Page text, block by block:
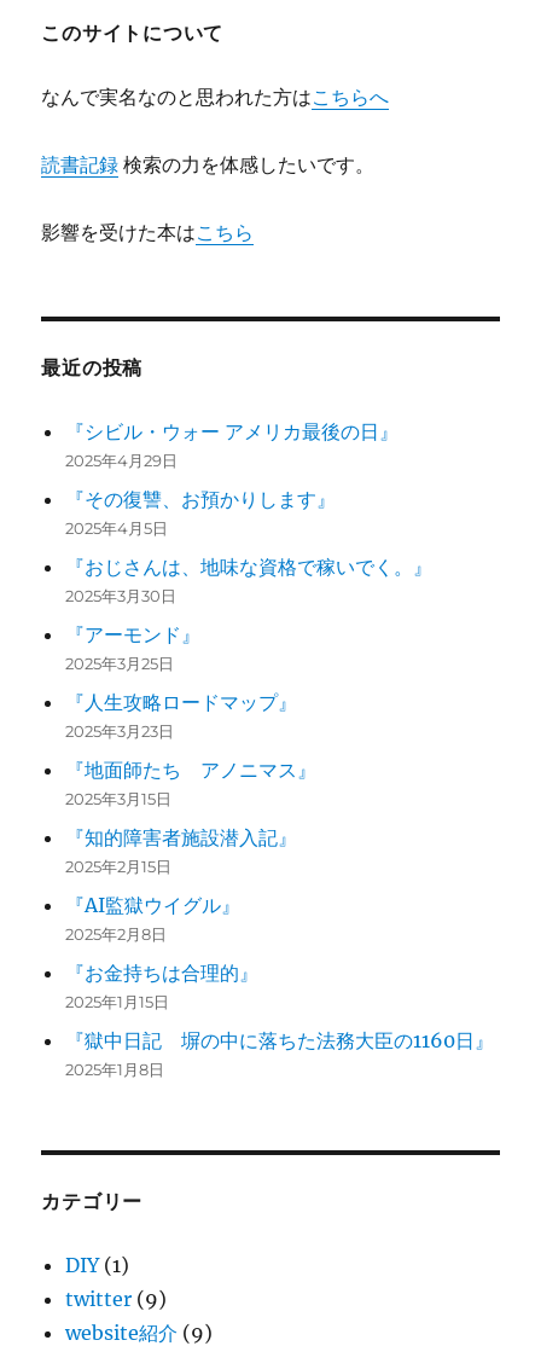
ン
このサイトについて
なんで実名なのと思われた方はこちらへ
読書記録 検索の力を体感したいです。
影響を受けた本はこちら
最近の投稿
『シビル・ウォー アメリカ最後の日』
2025年4月29日
『その復讐、お預かりします』
2025年4月5日
『おじさんは、地味な資格で稼いでく。』
2025年3月30日
『アーモンド』
2025年3月25日
『人生攻略ロードマップ』
2025年3月23日
『地面師たち アノニマス』
2025年3月15日
『知的障害者施設潜入記』
2025年2月15日
『AI監獄ウイグル』
2025年2月8日
『お金持ちは合理的』
2025年1月15日
『獄中日記 塀の中に落ちた法務大臣の1160日』
2025年1月8日
カテゴリー
DIY(1)
twitter (9)
website紹介 (9)